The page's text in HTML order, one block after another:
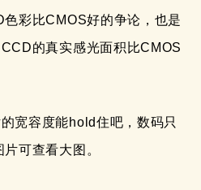
彩比CMOS好的争论，也是
的真实感光面积比CMOS
宽容度能hold住吧，数码只
可查看大图。